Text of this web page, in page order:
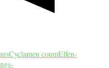
Cyclamen coumElfen-